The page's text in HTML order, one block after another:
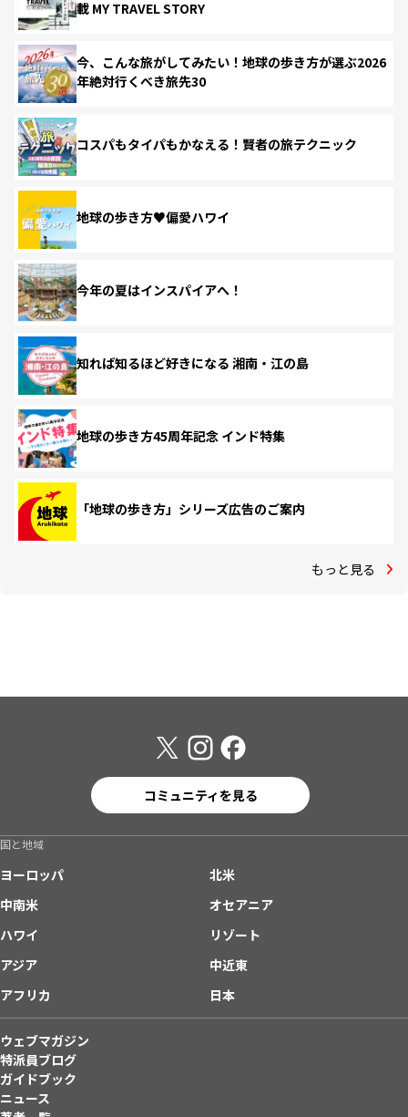
載 MY TRAVEL STORY
今、こんな旅がしてみたい！地球の歩き方が選ぶ2026
年絶対行くべき旅先30
コスパもタイパもかなえる！賢者の旅テクニック
地球の歩き方♥偏愛ハワイ
今年の夏はインスパイアへ！
知れば知るほど好きになる 湘南・江の島
地球の歩き方45周年記念 インド特集
「地球の歩き方」シリーズ広告のご案内
もっと見る
コミュニティを見る
国と地域
ヨーロッパ
北米
中南米
オセアニア
ハワイ
リゾート
アジア
中近東
アフリカ
日本
ウェブマガジン
特派員ブログ
ガイドブック
ニュース